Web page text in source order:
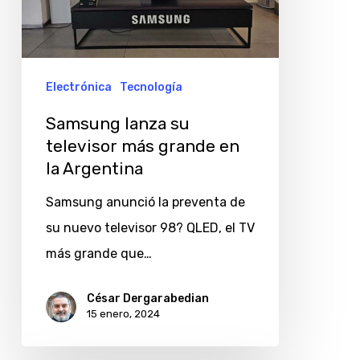
grande
en
la
Argentina
Electrónica Tecnología
Samsung lanza su
televisor más grande en
la Argentina
Samsung anunció la preventa de
su nuevo televisor 98? QLED, el TV
más grande que…
César Dergarabedian
15 enero, 2024